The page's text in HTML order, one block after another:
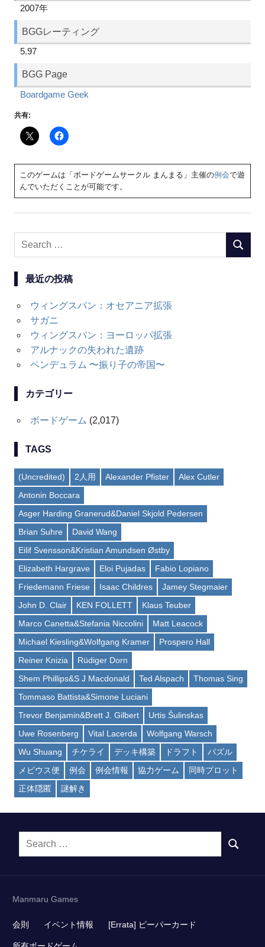
2007年
BGGレーティング
5.97
BGG Page
Boardgame Geek
共有:
このゲームは「ボードゲームサークル まんまる」主催の例会で遊
んでいただくことが可能です。
Search
最近の投稿
ウィングスパン：オセアニア拡張
サガニ
ウィングスパン：ヨーロッパ拡張
アルナックの失われた遺跡
ペンデュラム 〜振り子の帝国〜
カテゴリー
ボードゲーム (2,017)
TAGS
(Uncredited) 2人用 Alexander Pfister
Alex Cutler
Antonin Boccara
Asger Harding Granerud&Daniel Skjold Pedersen
Brian Suhre
David Wang
Eilif Svensson&Kristian Amundsen Østby
Elizabeth Hargrave
Eloi Pujadas
Fabio Lopiano
Friedemann Friese
Isaac Childres
Jamey Stegmaier
John D. Clair
KEN FOLLETT
Klaus Teuber
Marco Canetta&Stefania Niccolini
Matt Leacock
Michael Kiesling&Wolfgang Kramer
Prospero Hall
Reiner Knizia
Rüdiger Dorn
Shem Phillips&S J Macdonald
Ted Alspach
Thomas Sing
Tommaso Battista&Simone Luciani
Trevor Benjamin&Brett J. Gilbert
Urtis Šulinskas
Uwe Rosenberg
Vital Lacerda
Wolfgang Warsch
Wu Shuang
チケライ デッキ構築 ドラフト
パズル
メビウス便
例会 例会情報 協力ゲーム
同時プロット
正体隠匿
謎解き
Search
SEARCH
Manmaru Games
会則 イベント情報 [Errata] ピーパーカード